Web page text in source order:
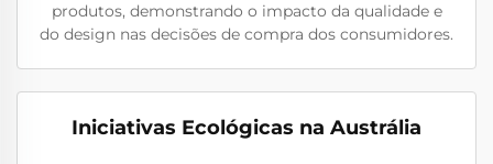
produtos, demonstrando o impacto da qualidade e
do design nas decisões de compra dos consumidores.
Iniciativas Ecológicas na Austrália